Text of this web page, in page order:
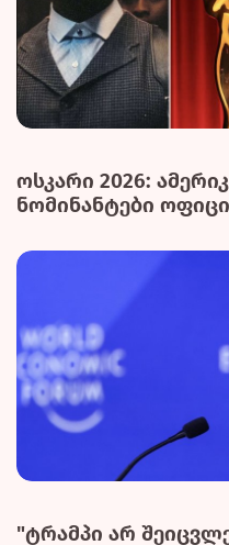
ოსკარი 2026:
ნომინანტები
"ტრამპი არ